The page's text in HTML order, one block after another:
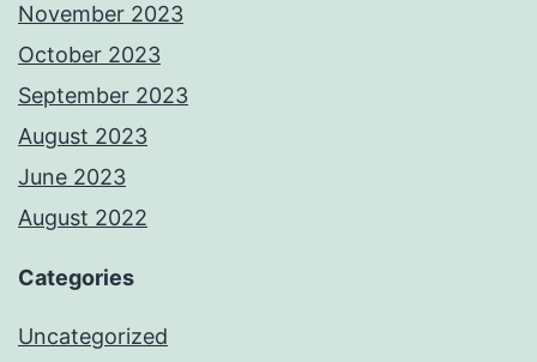
November 2023
October 2023
September 2023
August 2023
June 2023
August 2022
Categories
Uncategorized